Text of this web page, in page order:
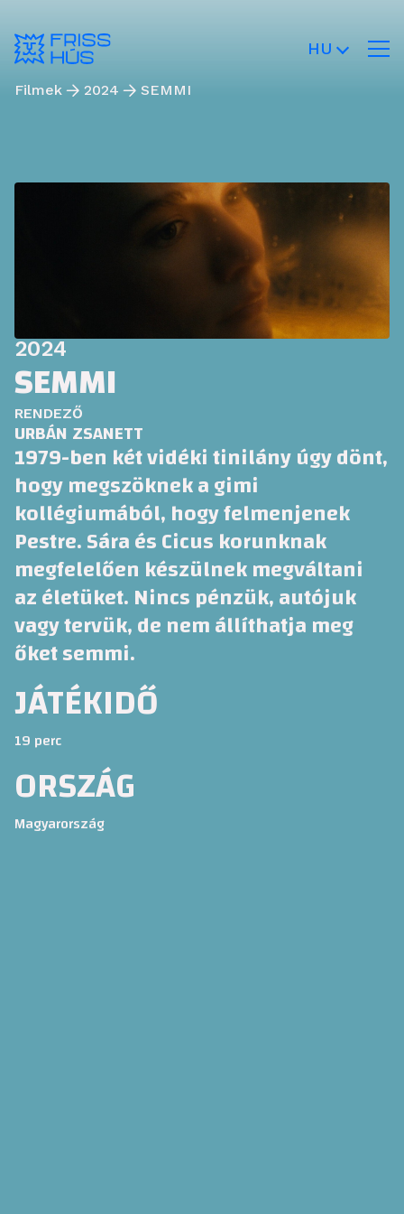
HU
Filmek 2024 SEMMI
2024
SEMMI
RENDEZŐ
URBÁN ZSANETT
1979-ben két vidéki tinilány úgy dönt,
hogy megszöknek a gimi
kollégiumából, hogy felmenjenek
Pestre. Sára és Cicus korunknak
megfelelően készülnek megváltani
az életüket. Nincs pénzük, autójuk
vagy tervük, de nem állíthatja meg
őket semmi.
JÁTÉKIDŐ
19 perc
ORSZÁG
Magyarország